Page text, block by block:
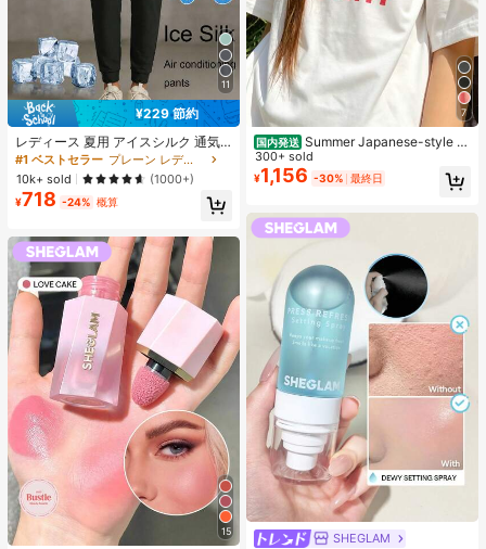
11
¥229 節約
レディース 夏用 アイスシルク 通気
性 ランニングパンツ、速乾 軽量 ス
ポーツパンツ ジッパーポケット & ウ
エストバンド付き フィットネス & ジ
ョギング用 ブラック、アスレジャー
#1 ベストセラー
プレーン レディースパンツ
10k+ sold
(1000+)
¥718 -24% 概算
15
7
国内発送 Summer Japanese-style c
ute girl look, Sanrio Hello Kitty simp
le pattern print, pure cotton sweet-
style T-shirt
300+ sold
¥1,156 -30% 最終日
SHEGLAM